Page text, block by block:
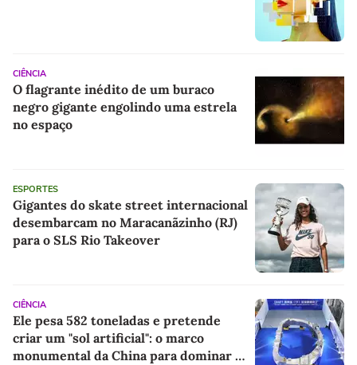
CIÊNCIA
O flagrante inédito de um buraco
negro gigante engolindo uma estrela
no espaço
ESPORTES
Gigantes do skate street internacional
desembarcam no Maracanãzinho (RJ)
para o SLS Rio Takeover
CIÊNCIA
Ele pesa 582 toneladas e pretende
criar um "sol artificial": o marco
monumental da China para dominar a